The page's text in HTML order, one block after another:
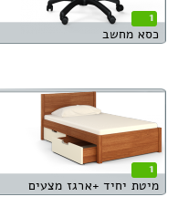
1
כסא מחשב
1
מיטת יחיד +ארגז מצעים